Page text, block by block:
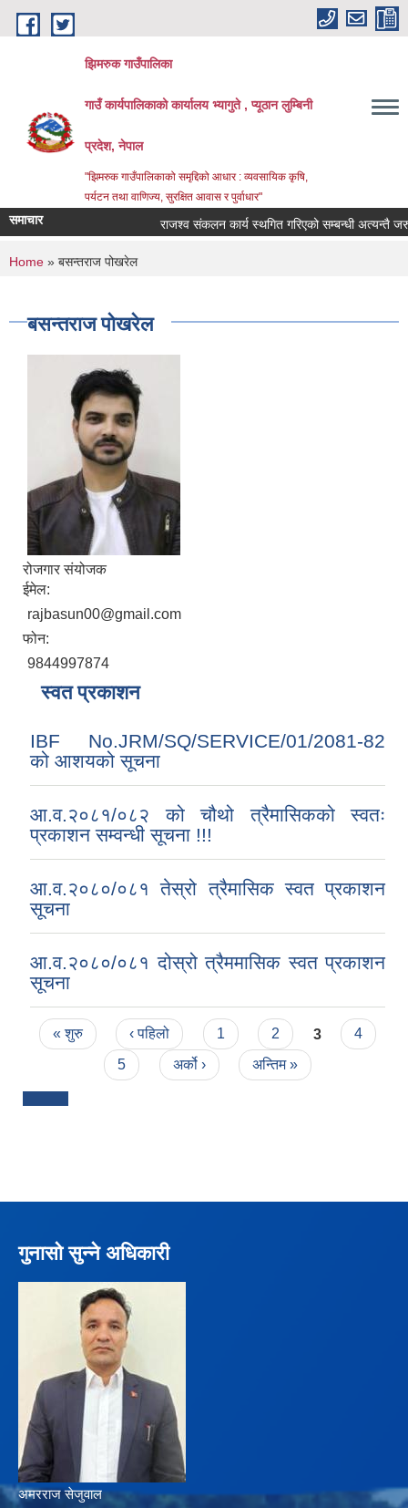
Skip to main content
झिमरुक गाउँपालिका
गाउँ कार्यपालिकाको कार्यालय भ्यागुते , प्यूठान लुम्बिनी
प्रदेश, नेपाल
"झिमरुक गाउँपालिकाको समृद्दिको आधार : व्यवसायिक कृषि,
पर्यटन तथा वाणिज्य, सुरक्षित आवास र पुर्वाधार"
समाचार राजश्व संकलन कार्य स्थगित गरिएको सम्बन्धी अत्यन्तै
You are here
Home » बसन्तराज पोखरेल
बसन्तराज पोखरेल
रोजगार संयोजक
ईमेल:
rajbasun00@gmail.com
फोन:
9844997874
स्वत प्रकाशन
IBF No.JRM/SQ/SERVICE/01/2081-82
को आशयको सूचना
आ.व.२०८१/०८२ को चौथो त्रैमासिकको स्वतः
प्रकाशन सम्वन्धी सूचना !!!
आ.व.२०८०/०८१ तेस्रो त्रैमासिक स्वत प्रकाशन
सूचना
आ.व.२०८०/०८१ दोस्रो त्रैममासिक स्वत प्रकाशन
सूचना
Pages
« शुरु ‹ पहिलो 1 2 3
4
5
अर्को › अन्तिम »
गुनासो सुन्ने अधिकारी
अमरराज सेजुवाल